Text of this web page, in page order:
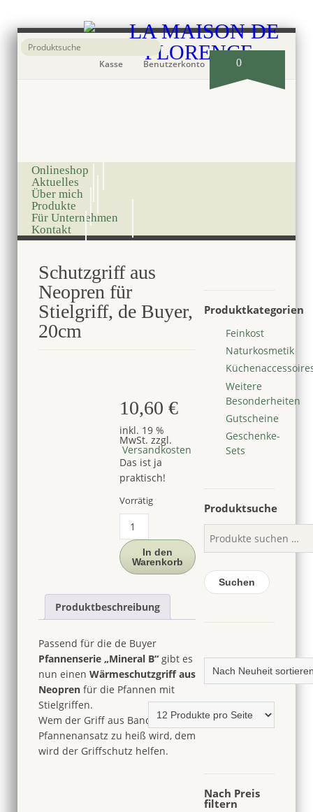
Kasse Benutzerkonto 0
Onlineshop
Aktuelles
Über mich
Produkte
Für Unternehmen
Kontakt
Schutzgriff aus
Neopren für
Stielgriff, de Buyer,
20cm
10,60€
inkl. 19 %
MwSt. zzgl.
Versandkosten
Das ist ja
praktisch!
Vorrätig
Schutzgriff
aus
Neopren
für
de
Buyer,
20cm
Menge
In den
Warenkorb
Produktbeschreibung
Passend für die de Buyer
Pfannenserie „Mineral B“gibt es
nun einen Wärmeschutzgriff aus
Neoprenfür die Pfannen mit
Stielgriffen.
Wem der Griff aus Bandstahl am
Pfannenansatz zu heiß wird, dem
wird der Griffschutz helfen.
Produktkategorien
Feinkost
Naturkosmetik
Weitere
Besonderheiten
Gutscheine
Geschenke-
Sets
Produktsuche
Suchen
Nach Preis
filtern